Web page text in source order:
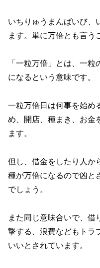
いちりゅうまんばいび、
ます。単に万倍とも言う
「一粒万倍」とは、一
になるという意味です。
一粒万倍日は何事を始め
め、開店、種まき、お金
ます。
但し、借金をしたり人か
種が万倍になるので凶と
でしょう。
また同じ意味合いで、借
撃する、浪費などもトラ
いいとされています。